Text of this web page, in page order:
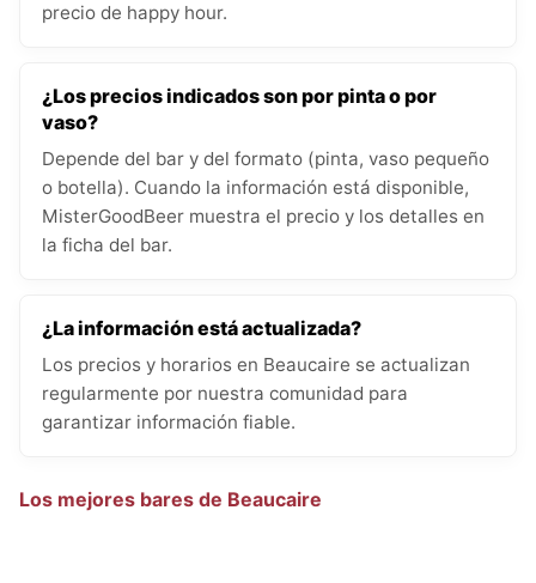
precio de happy hour.
¿Los precios indicados son por pinta o por
vaso?
Depende del bar y del formato (pinta, vaso pequeño
o botella). Cuando la información está disponible,
MisterGoodBeer muestra el precio y los detalles en
la ficha del bar.
¿La información está actualizada?
Los precios y horarios en Beaucaire se actualizan
regularmente por nuestra comunidad para
garantizar información fiable.
Los mejores bares de Beaucaire